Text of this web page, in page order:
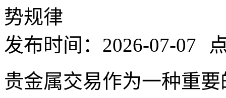
势规律
发布时间：2026-07-07
贵金属交易作为一种重